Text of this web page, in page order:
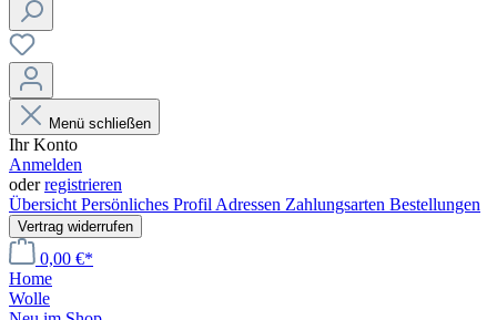
Menü schließen
Ihr Konto
Anmelden
oderregistrieren
Übersicht Persönliches Profil Adressen Zahlungsarten Bestellungen
Vertrag widerrufen
0,00 €*
Home
Wolle